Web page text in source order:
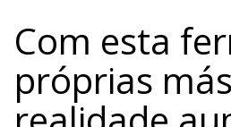
Com esta
próprias